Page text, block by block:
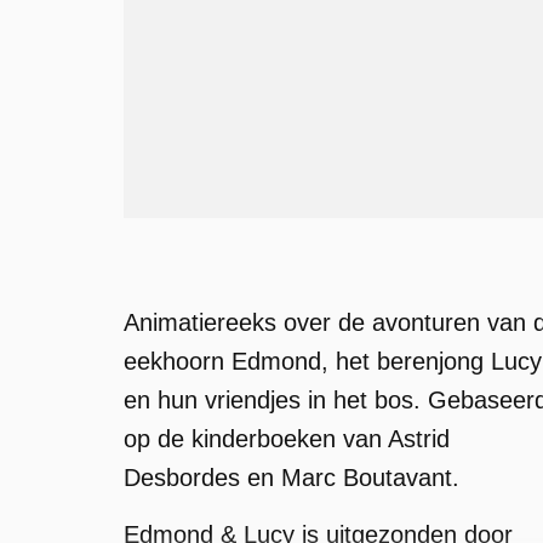
Animatiereeks over de avonturen van
eekhoorn Edmond, het berenjong Lucy
en hun vriendjes in het bos.
op de kinderboeken van Astrid
Desbordes en Marc Boutavant.
Edmond & Lucy is uitgezonden door